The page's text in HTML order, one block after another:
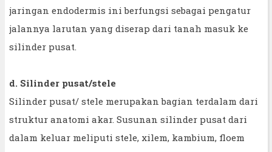
jaringan endodermis ini berfungsi sebagai pengatur
jalannya larutan yang diserap dari tanah masuk ke
silinder pusat.
d. Silinder pusat/stele
Silinder pusat/ stele merupakan bagian terdalam dari
struktur anatomi akar. Susunan silinder pusat dari
dalam keluar meliputi stele, xilem, kambium, floem